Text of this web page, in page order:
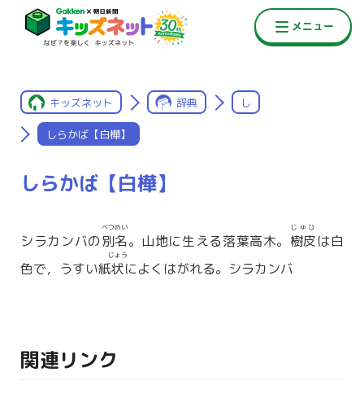
キッズネット 辞典 し
しらかば【白樺】
しらかば【白樺】
シラカンバの別名
べつめい
。山地に生える落葉高木。 樹皮
じゅひ
は白
色で，うすい紙状
じょう
によくはがれる。シラカンバ
関連リンク